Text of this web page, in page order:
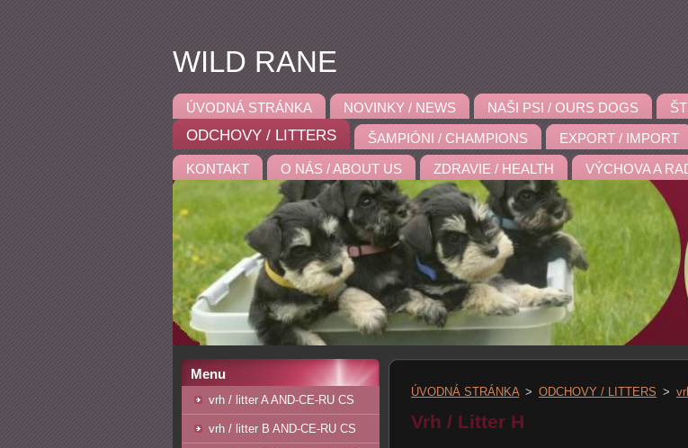
WILD RANE
ÚVODNÁ STRÁNKA NOVINKY / NEWS NAŠI PSI / OURS DOGS
ODCHOVY / LITTERS ŠAMPIÓNI / CHAMPIONS EXPORT / IMPORT
KONTAKT O NÁS / ABOUT US ZDRAVIE / HEALTH VÝCHOVA A
Menu
vrh / litter A AND-CE-RU CS
vrh / litter B AND-CE-RU CS
ÚVODNÁ STRÁNKA > ODCHOVY / LITTERS >
Vrh / Litter H